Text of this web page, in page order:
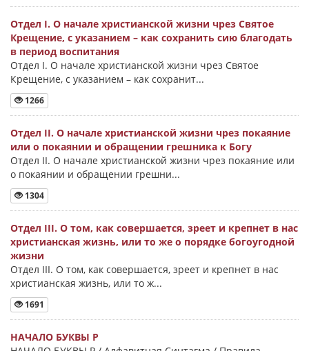
Отдел I. О начале христианской жизни чрез Святое
Крещение, с указанием – как сохранить сию благодать
в период воспитания
Отдел I. О начале христианской жизни чрез Святое
Крещение, с указанием – как сохранит...
1266
Отдел II. О начале христианской жизни чрез покаяние
или о покаянии и обращении грешника к Богу
Отдел II. О начале христианской жизни чрез покаяние или
о покаянии и обращении грешни...
1304
Отдел III. О том, как совершается, зреет и крепнет в нас
христианская жизнь, или то же о порядке богоугодной
жизни
Отдел III. О том, как совершается, зреет и крепнет в нас
христианская жизнь, или то ж...
1691
НАЧАЛО БУКВЫ Ρ